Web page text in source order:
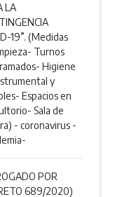
LA
19”. (Medidas
Turnos
Higiene
y
Espacios en
Sala de
- coronavirus -
POR
689/2020)